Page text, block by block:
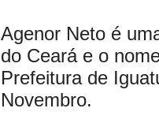
Agenor Neto é
do Ceará e o
Prefeitura de
Novembro.